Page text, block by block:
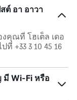
ต์ อา อาวา
คุณที่ โฮเต็ล เดอ
+33 3 10 45 16
มี Wi-Fi หรือ